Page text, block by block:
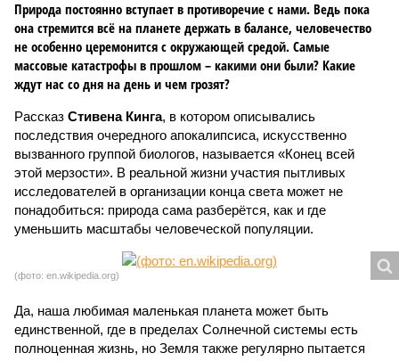
Земля уже не раз показывала человечеству свой крутой нрав – когда
покажет снова? (фото: АР-ТАСС)
Природа постоянно вступает в противоречие с нами. Ведь пока
она стремится всё на планете держать в балансе, человечество
не особенно церемонится с окружающей средой. Самые
массовые катастрофы в прошлом – какими они были? Какие
ждут нас со дня на день и чем грозят?
РассказСтивена Кинга, в котором описывались
последствия очередного апокалипсиса, искусственно
вызванного группой биологов, называется «Конец всей
исследователей в организации конца света может не
понадобиться: природа сама разберётся, как и где
уменьшить масштабы человеческой популяции.